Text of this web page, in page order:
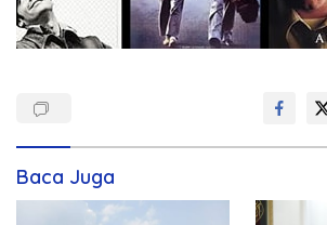
Baca Juga